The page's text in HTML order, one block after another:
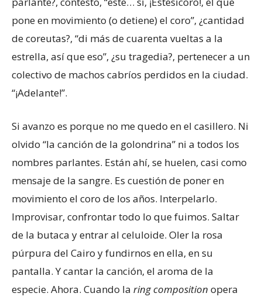
pone en movimiento (o detiene) el coro”, ¿cantidad
de coreutas?, “di más de cuarenta vueltas a la
estrella, así que eso”, ¿su tragedia?, pertenecer a un
colectivo de machos cabríos perdidos en la ciudad.
“¡Adelante!”.
Si avanzo es porque no me quedo en el casillero. Ni
olvido “la canción de la golondrina” ni a todos los
nombres parlantes. Están ahí, se huelen, casi como
mensaje de la sangre. Es cuestión de poner en
movimiento el coro de los años. Interpelarlo.
Improvisar, confrontar todo lo que fuimos. Saltar
de la butaca y entrar al celuloide. Oler la rosa
púrpura del Cairo y fundirnos en ella, en su
pantalla. Y cantar la canción, el aroma de la
especie. Ahora. Cuando la ring composition opera